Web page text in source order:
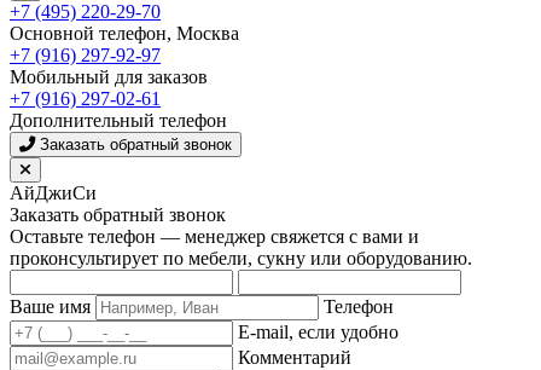
+7 (495) 220-29-70
Основной телефон, Москва
+7 (916) 297-92-97
Мобильный для заказов
+7 (916) 297-02-61
Дополнительный телефон
Заказать обратный звонок
АйДжиСи
Заказать обратный звонок
Оставьте телефон — менеджер свяжется с вами и
проконсультирует по мебели, сукну или оборудованию.
Ваше имя
Телефон
E-mail, если удобно
Комментарий